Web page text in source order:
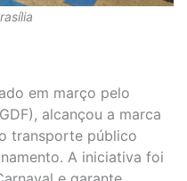
em março pelo
alcançou a marca
transporte público
A iniciativa foi